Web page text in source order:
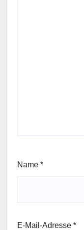
Name *
E-Mail-Adresse *